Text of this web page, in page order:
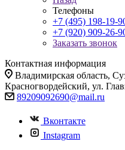
Телефоны
+7 (495) 198-19-
+7 (920) 909-26-
Заказать звонок
Контактная информация
Владимирская область,
Красногвордейский, ул.
89209092690@mail.ru
Вконтакте
Instagram